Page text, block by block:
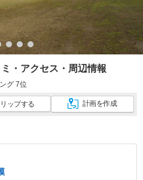
・アクセス・周辺情報
グ 7位
ップする 計画を作成